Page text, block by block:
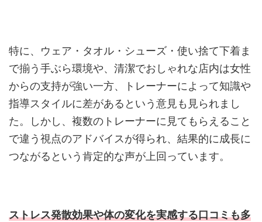
特に、ウェア・タオル・シューズ・使い捨て下着ま
で揃う手ぶら環境や、清潔でおしゃれな店内は女性
からの支持が強い一方、トレーナーによって知識や
指導スタイルに差があるという意見も見られまし
た。しかし、複数のトレーナーに見てもらえること
で違う視点のアドバイスが得られ、結果的に成長に
つながるという肯定的な声が上回っています。
ストレス発散効果や体の変化を実感する口コミも多